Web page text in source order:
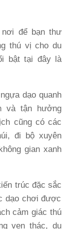
nơi để bạn thư
thú vị cho du
bật tại đây là
dạo quanh
và tận hưởng
cũng có các
, đi bộ xuyên
gian xanh
trúc đặc sắc
dạo chơi được
cảm giác thú
ven thác, du